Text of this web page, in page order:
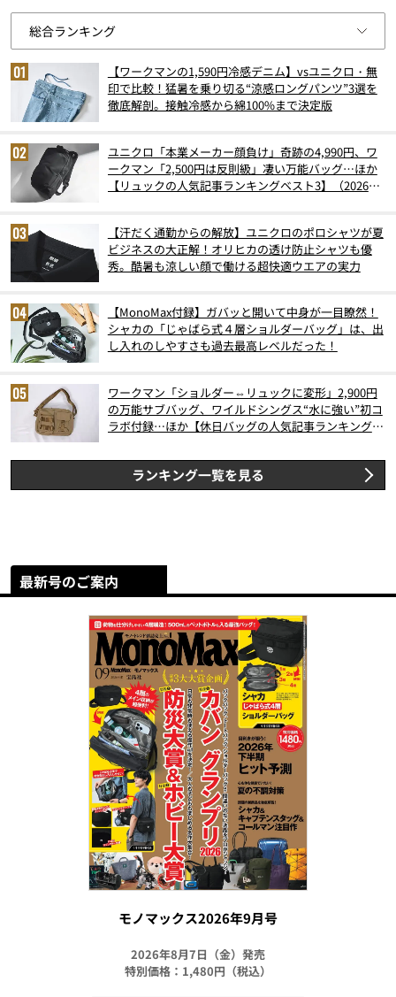
【ワークマンの1,590円冷感デニム】vsユニクロ・無
印で比較！猛暑を乗り切る“涼感ロングパンツ”3選を
徹底解剖。接触冷感から綿100%まで決定版
ユニクロ「本業メーカー顔負け」奇跡の4,990円、ワ
ークマン「2,500円は反則級」凄い万能バッグ…ほか
【リュックの人気記事ランキングベスト3】（2026年
【汗だく通勤からの解放】ユニクロのポロシャツが夏
ビジネスの大正解！オリヒカの透け防止シャツも優
秀。酷暑も涼しい顔で働ける超快適ウエアの実力
【MonoMax付録】ガバッと開いて中身が一目瞭然！
シャカの「じゃばら式４層ショルダーバッグ」は、出
し入れのしやすさも過去最高レベルだった！
ワークマン「ショルダー⇔リュックに変形」2,900円
の万能サブバッグ、ワイルドシングス“水に強い”初コ
ラボ付録…ほか【休日バッグの人気記事ランキングベ
ランキング一覧を見る
最新号のご案内
モノマックス2026年9月号
2026年8月7日（金）発売
特別価格：1,480円（税込）